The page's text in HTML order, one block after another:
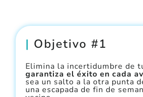
| Objetivo #1
Elimina la incertidumbre de
garantiza el éxito en cada
sea un salto a la otra punta
una escapada de fin de